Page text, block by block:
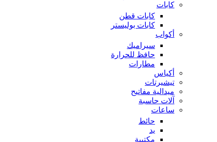
كابات
كابات قطن
كابات بوليستر
أكواب
سيراميك
حافظ للحرارة
مطارات
أكياس
تيشيرتات
ميدالية مفاتيح
آلات حاسبة
ساعات
حائط
يد
مكتبية